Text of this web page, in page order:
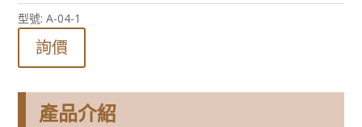
型號:A-04-1
詢價
產品介紹